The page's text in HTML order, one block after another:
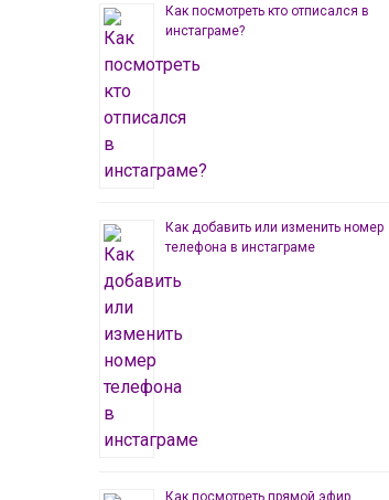
Как посмотреть кто отписался в
инстаграме?
Как добавить или изменить номер
телефона в инстаграме